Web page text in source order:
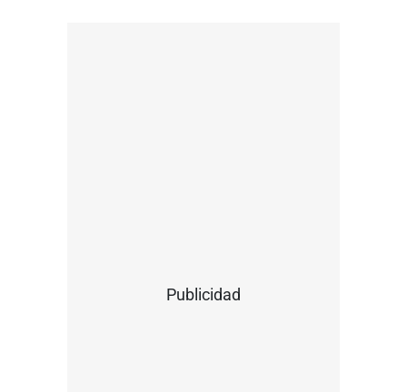
Publicidad